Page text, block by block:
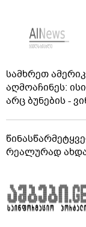
სამხრეთ
აღმოაჩინეს:
არც ბუნების -
რეალურად